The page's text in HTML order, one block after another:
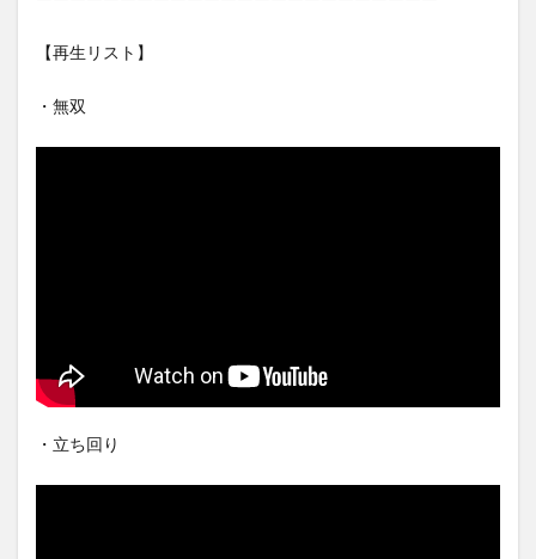
【再生リスト】
・無双
・立ち回り